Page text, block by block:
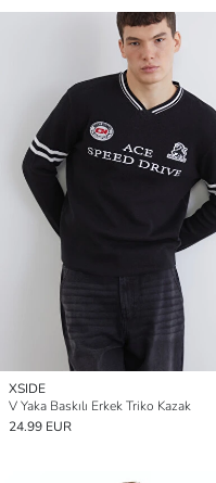
XSIDE
V Yaka Baskılı Erkek Triko Kazak
24.99 EUR